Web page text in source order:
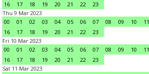
16
17 18 19 20 21 22
23
Thu 9 Mar 2023
00
01 02 03 04 05 06 07 08 09 10 11
16
17 18 19 20 21 22
23
Fri 10 Mar 2023
00
01 02 03 04 05 06 07 08 09 10 11
16
17 18 19 20 21 22
23
Sat 11 Mar 2023